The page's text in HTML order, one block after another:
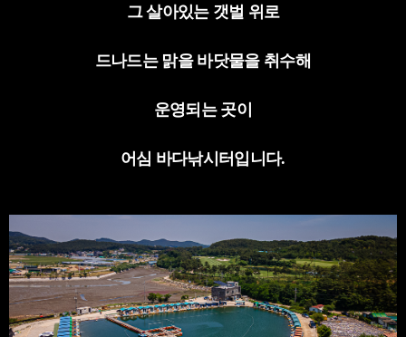
그 살아있는 갯벌 위로
드나드는 맑을 바닷물을 취수해
운영되는 곳이
어심 바다낚시터입니다.